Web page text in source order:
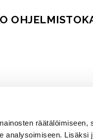
räätälöimiseen,
analysoimiseen. Lisäksi